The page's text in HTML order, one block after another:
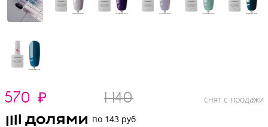
570 ₽ 1 140
снят с продажи
по 143 руб